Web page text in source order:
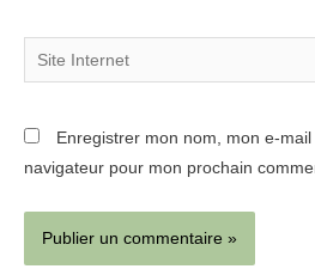
Site
Internet
Enregistrer mon nom, mon e-
navigateur pour mon prochain